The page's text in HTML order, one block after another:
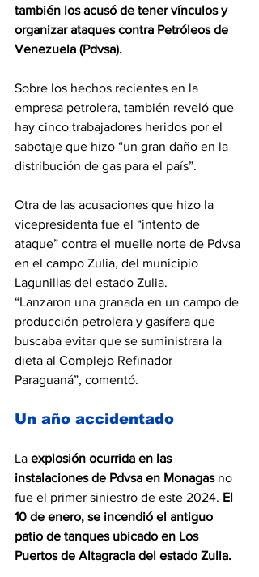
también los acusó de tener vínculos y
organizar ataques contra Petróleos de
Venezuela (Pdvsa).
Sobre los hechos recientes en la
empresa petrolera, también reveló que
hay cinco trabajadores heridos por el
sabotaje que hizo “un gran daño en la
distribución de gas para el país”.
Otra de las acusaciones que hizo la
vicepresidenta fue el “intento de
ataque” contra el muelle norte de Pdvsa
en el campo Zulia, del municipio
Lagunillas del estado Zulia.
“Lanzaron una granada en un campo de
producción petrolera y gasífera que
buscaba evitar que se suministrara la
dieta al Complejo Refinador
Paraguaná”, comentó.
Un año accidentado
La explosión ocurrida en las
instalaciones de Pdvsa en Monagas no
fue el primer siniestro de este 2024. El
10 de enero, se incendió el antiguo
patio de tanques ubicado en Los
Puertos de Altagracia del estado Zulia.